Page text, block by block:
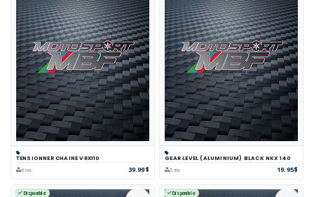
TENSIONNER CHAINE VRX110
6 inv. 39.99$
GEAR LEVEL (ALUMINIUM) BLACK NKX 140
5 inv. 19.95$
Disponible Disponible